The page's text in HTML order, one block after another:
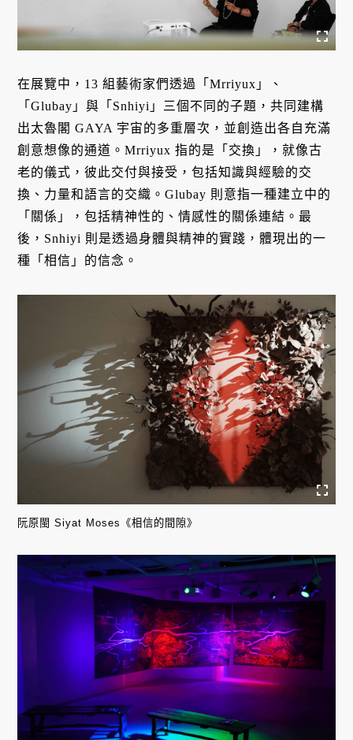
在展覽中，13 組藝術家們透過「Mrriyux」、
「Glubay」與「Snhiyi」三個不同的子題，共同建構
出太魯閣 GAYA 宇宙的多重層次，並創造出各自充滿
創意想像的通道。Mrriyux 指的是「交換」，就像古
老的儀式，彼此交付與接受，包括知識與經驗的交
換、力量和語言的交織。Glubay 則意指一種建立中的
「關係」，包括精神性的、情感性的關係連結。最
後，Snhiyi 則是透過身體與精神的實踐，體現出的一
種「相信」的信念。
阮原閩 Siyat Moses《相信的間隙》